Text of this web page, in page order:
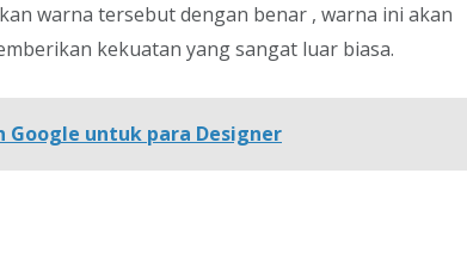
warna tersebut dengan benar , warna ini akan
kekuatan yang sangat luar biasa.
Google untuk para Designer